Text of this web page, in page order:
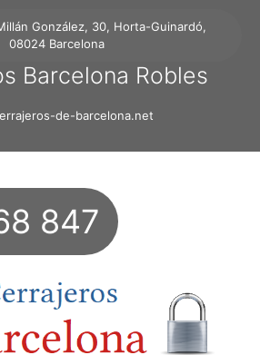
González, 30, Horta-Guinardó,
08024 Barcelona
Barcelona Robles
de-barcelona.net
847